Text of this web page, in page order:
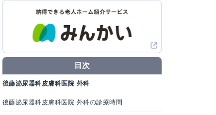
目次
後藤泌尿器科皮膚科医院 外科
後藤泌尿器科皮膚科医院 外科の診療時間